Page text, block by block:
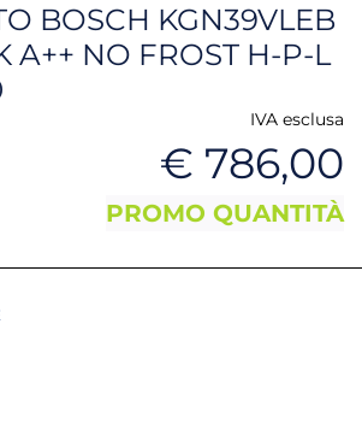
BOSCH KGN39VLEB
A++ NO FROST H-P-L
IVA esclusa
€ 786,00
PROMO QUANTITÀ